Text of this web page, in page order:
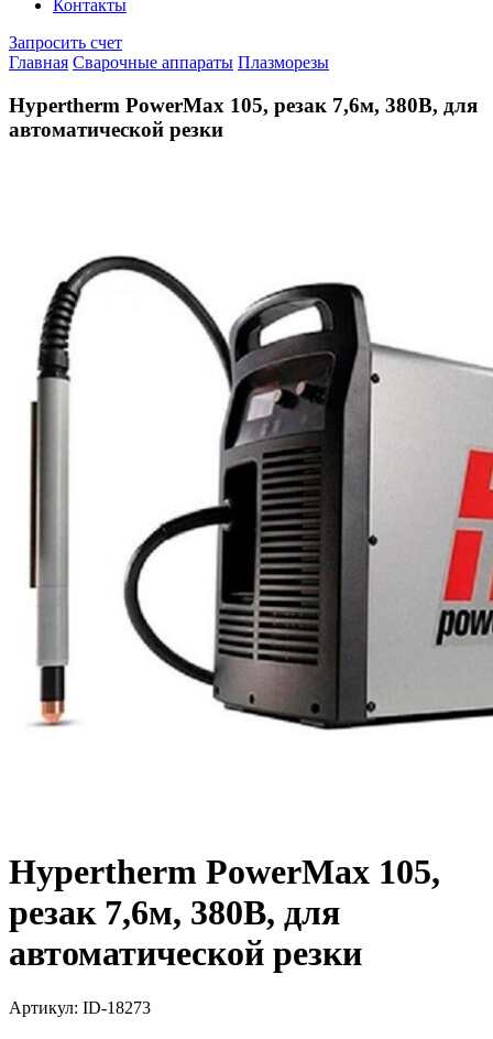
Контакты
Запросить счет
Главная Сварочные аппараты Плазморезы
Hypertherm PowerMax 105, резак 7,6м, 380В, для
автоматической резки
Hypertherm PowerMax 105,
резак 7,6м, 380В, для
автоматической резки
Артикул: ID-18273